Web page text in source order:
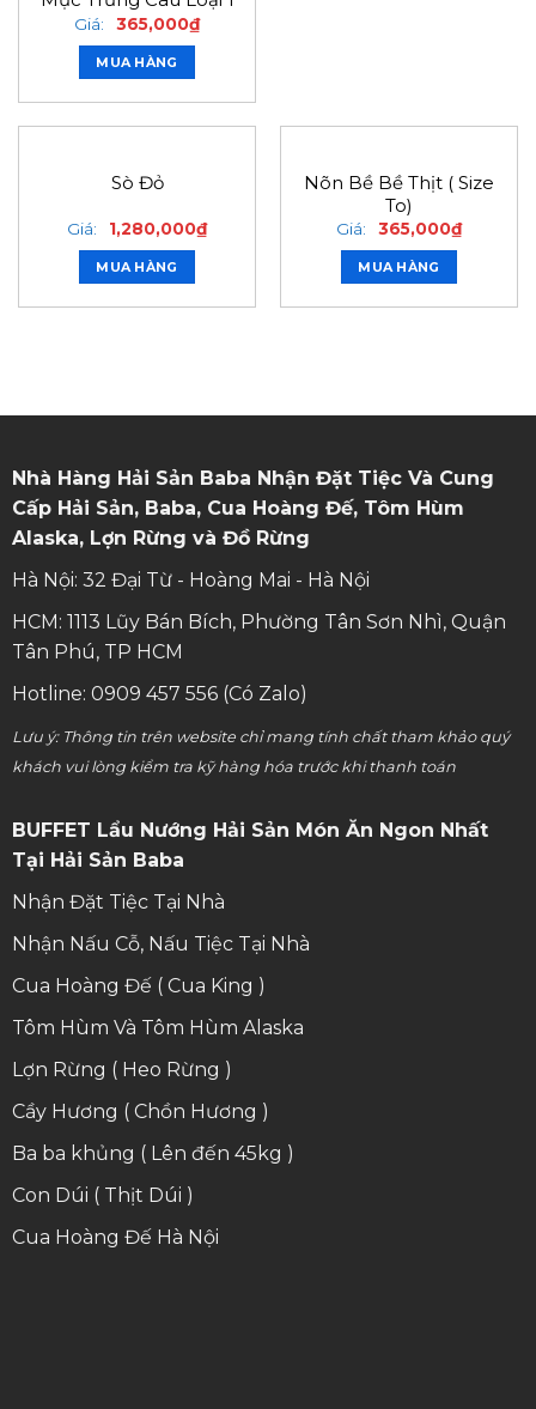
Giá: 365,000₫
MUA HÀNG
Sò Đỏ
Giá: 1,280,000₫
MUA HÀNG
Nõn Bề Bề Thịt ( Size
To)
Giá: 365,000₫
MUA HÀNG
Nhà Hàng Hải Sản Baba Nhận Đặt Tiệc Và Cung
Cấp Hải Sản, Baba, Cua Hoàng Đế, Tôm Hùm
Alaska, Lợn Rừng và Đồ Rừng
Hà Nội: 32 Đại Từ - Hoàng Mai - Hà Nội
HCM: 1113 Lũy Bán Bích, Phường Tân Sơn Nhì, Quận
Tân Phú, TP HCM
Hotline: 0909 457 556 (Có Zalo)
Lưu ý: Thông tin trên website chỉ mang tính chất tham khảo quý
khách vui lòng kiểm tra kỹ hàng hóa trước khi thanh toán
BUFFET Lẩu Nướng Hải Sản Món Ăn Ngon Nhất
Tại Hải Sản Baba
Nhận Đặt Tiệc Tại Nhà
Nhận Nấu Cỗ, Nấu Tiệc Tại Nhà
Cua Hoàng Đế ( Cua King )
Tôm Hùm Và Tôm Hùm Alaska
Lợn Rừng ( Heo Rừng )
Cầy Hương ( Chồn Hương )
Ba ba khủng ( Lên đến 45kg )
Con Dúi ( Thịt Dúi )
Cua Hoàng Đế Hà Nội